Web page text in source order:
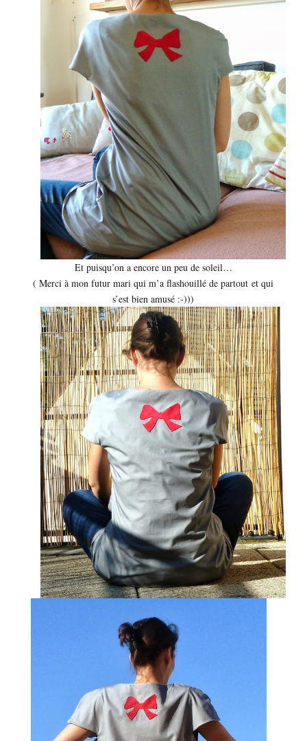
Et puisqu’on a encore un peu de soleil…
( Merci à mon futur mari qui m’a flashouillé de partout et qui
s’est bien amusé :-)))